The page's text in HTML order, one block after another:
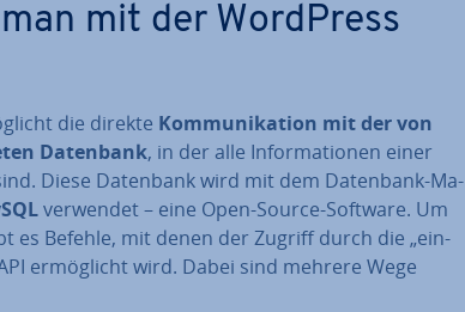
mit der WordPress
die direkte Kom­mu­ni­ka­ti­on mit der von
Datenbank, in der alle In­for­ma­tio­nen einer
Diese Datenbank wird mit dem Datenbank-Ma­
verwendet – eine Open-Source-Software. Um
es Befehle, mit denen der Zugriff durch die „ein­
er­mög­licht wird. Dabei sind mehrere Wege